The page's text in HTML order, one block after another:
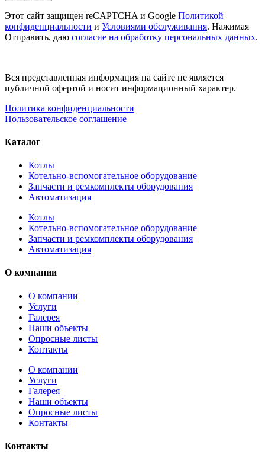
Этот сайт защищен reCAPTCHA и Google Политикой
конфиденциальности и Условиями обслуживания. Нажимая
Отправить, даю согласие на обработку персональных данных.
Вся представленная информация на сайте не является
публичной офертой и носит информационный характер.
Политика конфиденциальности
Пользовательское соглашение
Каталог
Котлы
Котельно-вспомогательное оборудование
Запчасти и ремкомплекты оборудования
Автоматизация
Котлы
Котельно-вспомогательное оборудование
Запчасти и ремкомплекты оборудования
Автоматизация
О компании
О компании
Услуги
Галерея
Наши объекты
Опросные листы
Контакты
О компании
Услуги
Галерея
Наши объекты
Опросные листы
Контакты
Контакты